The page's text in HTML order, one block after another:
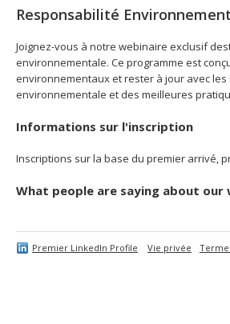
Responsabilité
Joignez-vous à notre webinaire exclusif
environnementale. Ce programme est
environnementaux et rester à jour avec
environnementale et des meilleures
Informations sur l'inscription
Inscriptions sur la base du premier arrivé,
What people are saying about our
Premier LinkedIn Profile Vie privée